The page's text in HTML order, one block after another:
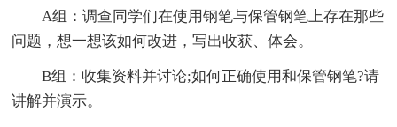
A组：调查同学们在使用钢笔与保管钢笔上存在那些
问题，想一想该如何改进，写出收获、体会。
B组：收集资料并讨论;如何正确使用和保管钢笔?请
讲解并演示。